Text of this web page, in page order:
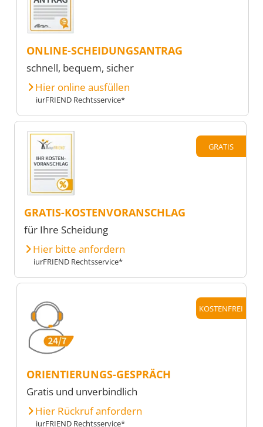
ONLINE-SCHEIDUNGSANTRAG
schnell, bequem, sicher
Hier online ausfüllen
iurFRIEND Rechtsservice*
GRATIS
GRATIS-KOSTENVORANSCHLAG
für Ihre Scheidung
Hier bitte anfordern
iurFRIEND Rechtsservice*
KOSTENFREI
ORIENTIERUNGS-GESPRÄCH
Gratis und unverbindlich
Hier Rückruf anfordern
iurFRIEND Rechtsservice*